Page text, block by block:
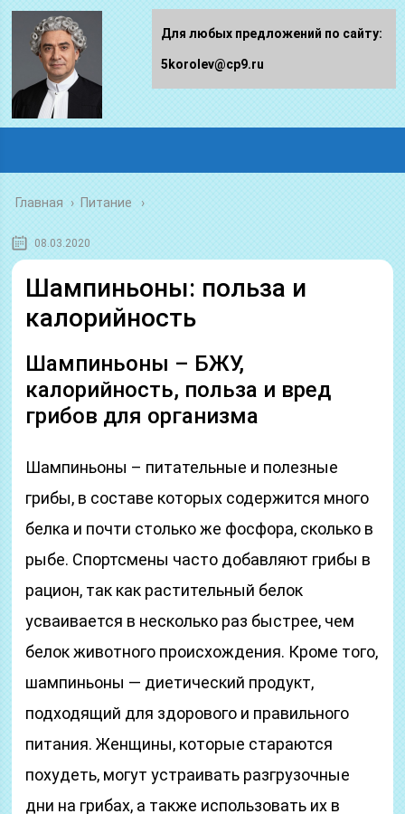
Главная › Питание
08.03.2020
Шампиньоны: польза и
калорийность
Шампиньоны – БЖУ,
калорийность, польза и вред
грибов для организма
Шампиньоны – питательные и полезные
грибы, в составе которых содержится много
белка и почти столько же фосфора, сколько в
рыбе. Спортсмены часто добавляют грибы в
рацион, так как растительный белок
усваивается в несколько раз быстрее, чем
белок животного происхождения. Кроме того,
шампиньоны — диетический продукт,
подходящий для здорового и правильного
питания. Женщины, которые стараются
похудеть, могут устраивать разгрузочные
дни на грибах, а также использовать их в
Для любых предложений по сайту:
5korolev@cp9.ru